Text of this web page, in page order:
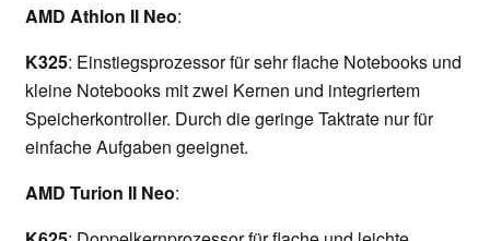
AMD Athlon II Neo:
K325: Einstiegsprozessor für sehr flache Notebooks und
kleine Notebooks mit zwei Kernen und integriertem
Speicherkontroller. Durch die geringe Taktrate nur für
einfache Aufgaben geeignet.
AMD Turion II Neo: